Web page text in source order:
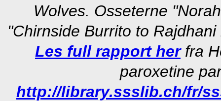
Wolves. Osseterne
"Chirnside Burrito to
Les full rapport herfra
paroxetine
http://library.ssslib.ch/fr/